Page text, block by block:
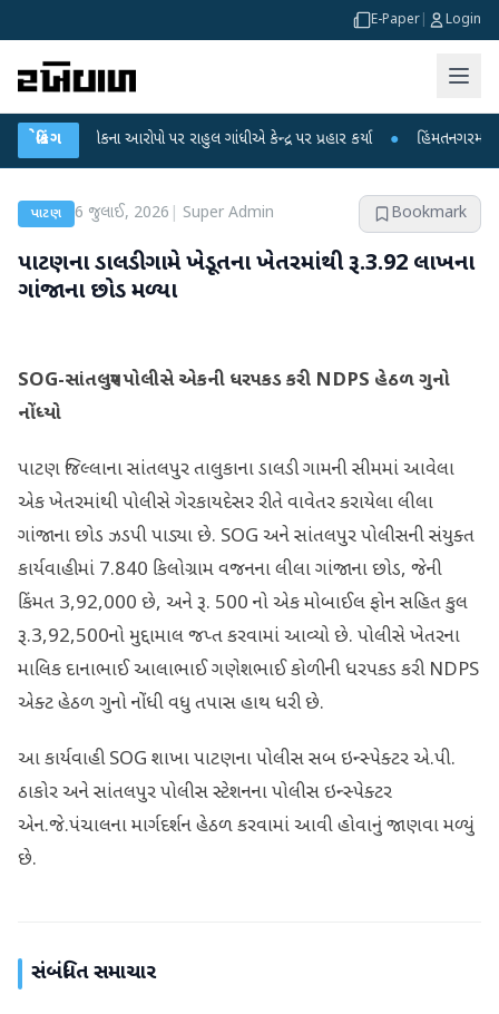
E-Paper Login
બ્રેકિંગ
લીકના આરોપો પર રાહુલ ગાંધીએ કેન્દ્ર પર પ્રહાર કર્યા ● હિંમતનગરમાં
પાટણ 6 જુલાઈ, 2026 Super Admin Bookmark
પાટણના ડાલડી ગામે ખેડૂતના ખેતરમાંથી રૂ.3.92 લાખના
ગાંજાના છોડ મળ્યા
SOG-સાંતલપુર પોલીસે એકની ધરપકડ કરી NDPS હેઠળ ગુનો
નોંધ્યો
પાટણ જિલ્લાના સાંતલપુર તાલુકાના ડાલડી ગામની સીમમાં આવેલા
એક ખેતરમાંથી પોલીસે ગેરકાયદેસર રીતે વાવેતર કરાયેલા લીલા
ગાંજાના છોડ ઝડપી પાડ્યા છે. SOG અને સાંતલપુર પોલીસની સંયુક્ત
કાર્યવાહીમાં 7.840 કિલોગ્રામ વજનના લીલા ગાંજાના છોડ, જેની
કિંમત 3,92,000 છે, અને રૂ. 500 નો એક મોબાઈલ ફોન સહિત કુલ
રૂ.3,92,500નો મુદ્દામાલ જપ્ત કરવામાં આવ્યો છે. પોલીસે ખેતરના
માલિક દાનાભાઈ આલાભાઈ ગણેશભાઈ કોળીની ધરપકડ કરી NDPS
એક્ટ હેઠળ ગુનો નોંધી વધુ તપાસ હાથ ધરી છે.
આ કાર્યવાહી SOG શાખા પાટણના પોલીસ સબ ઇન્સ્પેક્ટર એ.પી.
ઠાકોર અને સાંતલપુર પોલીસ સ્ટેશનના પોલીસ ઇન્સ્પેક્ટર
એન.જે.પંચાલના માર્ગદર્શન હેઠળ કરવામાં આવી હોવાનું જાણવા મળ્યું
છે.
સંબંધિત સમાચાર